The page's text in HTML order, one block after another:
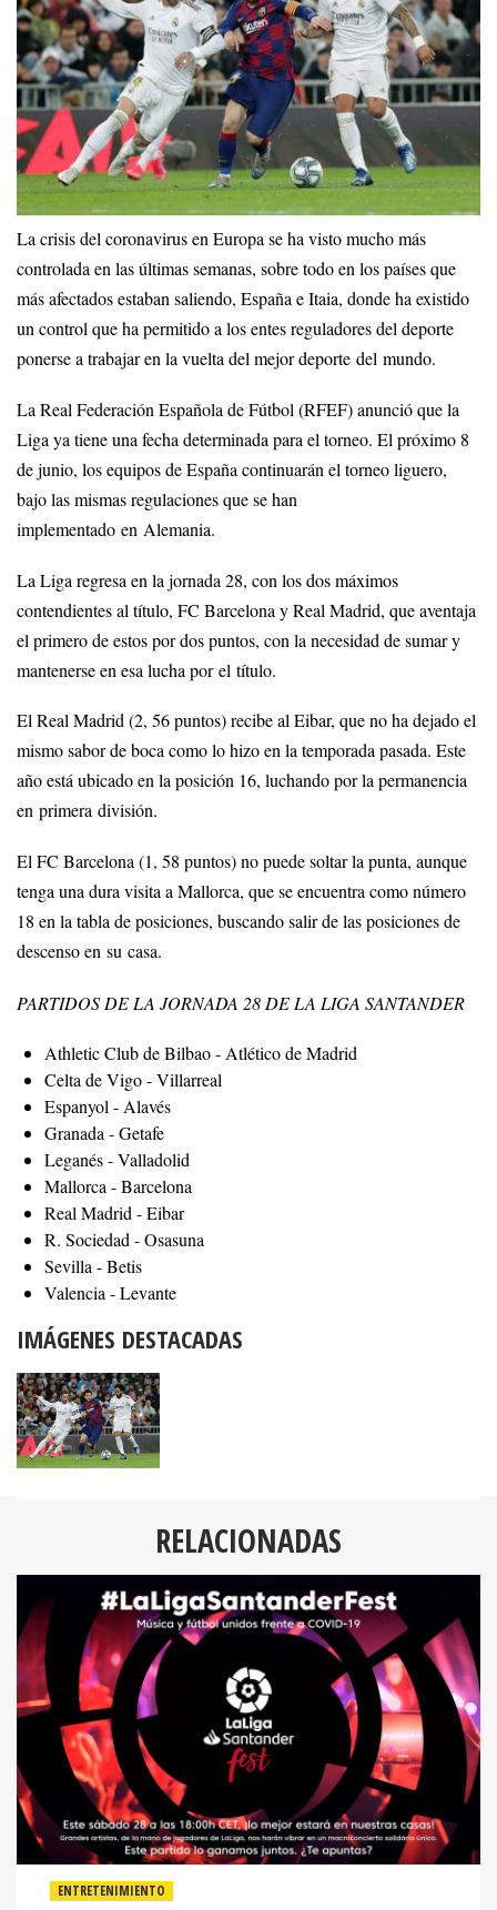
La crisis del coronavirus en Europa se ha visto mucho más
controlada en las últimas semanas, sobre todo en los países que
más afectados estaban saliendo, España e Itaia, donde ha existido
un control que ha permitido a los entes reguladores del deporte
ponerse a trabajar en la vuelta del mejor deporte del mundo.
La Real Federación Española de Fútbol (RFEF) anunció que la
Liga ya tiene una fecha determinada para el torneo. El próximo 8
de junio, los equipos de España continuarán el torneo liguero,
bajo las mismas regulaciones que se han
implementado en Alemania.
La Liga regresa en la jornada 28, con los dos máximos
contendientes al título, FC Barcelona y Real Madrid, que aventaja
el primero de estos por dos puntos, con la necesidad de sumar y
mantenerse en esa lucha por el título.
El Real Madrid (2, 56 puntos) recibe al Eibar, que no ha dejado el
mismo sabor de boca como lo hizo en la temporada pasada. Este
año está ubicado en la posición 16, luchando por la permanencia
en primera división.
El FC Barcelona (1, 58 puntos) no puede soltar la punta, aunque
tenga una dura visita a Mallorca, que se encuentra como número
18 en la tabla de posiciones, buscando salir de las posiciones de
descenso en su casa.
PARTIDOS DE LA JORNADA 28 DE LA LIGA SANTANDER
Athletic Club de Bilbao - Atlético de Madrid
Celta de Vigo - Villarreal
Espanyol - Alavés
Granada - Getafe
Leganés - Valladolid
Mallorca - Barcelona
Real Madrid - Eibar
R. Sociedad - Osasuna
Sevilla - Betis
Valencia - Levante
IMÁGENES DESTACADAS
RELACIONADAS
ENTRETENIMIENTO